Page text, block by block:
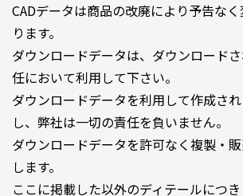
CADデータは商品の改廃により予告な
ります。
ダウンロードデータは、ダウンロード
任において利用して下さい。
ダウンロードデータを利用して作成さ
し、弊社は一切の責任を負いません。
ダウンロードデータを許可なく複製・
します。
ここに掲載した以外のディテールにつき